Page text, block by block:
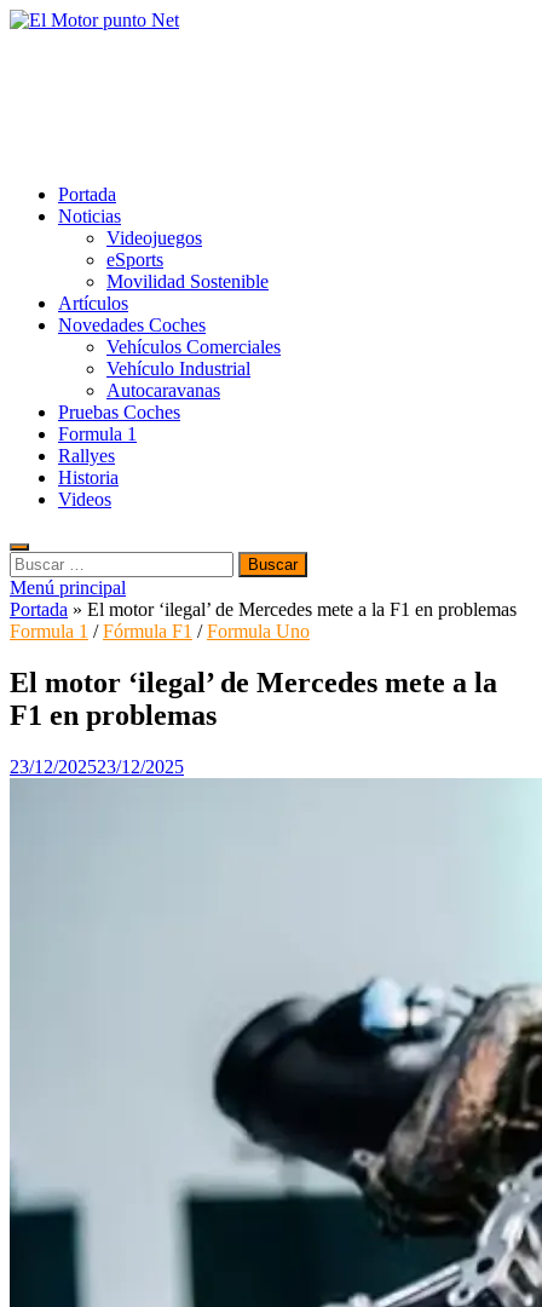
Saltar
Portada
Noticias
Videojuegos
eSports
Movilidad Sostenible
Artículos
Novedades Coches
Vehículos Comerciales
Vehículo Industrial
Autocaravanas
Pruebas Coches
Formula 1
Rallyes
Historia
Videos
Buscar:
Menú principal
Portada » El motor ‘ilegal’ de Mercedes mete a la F1 en problemas
Formula 1 /Fórmula F1 /Formula Uno
El motor ‘ilegal’ de Mercedes mete a la
F1 en problemas
23/12/202523/12/2025